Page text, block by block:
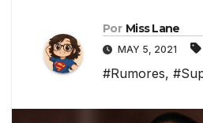
Por Miss Lane
MAY 5, 2021
#Rumores,